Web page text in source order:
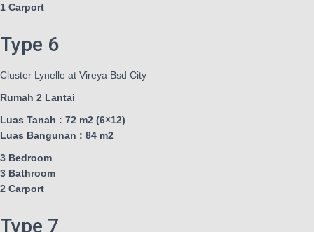
1 Carport
Type 6
Cluster Lynelle at Vireya Bsd City
Rumah 2 Lantai
Luas Tanah : 72 m2 (6×12)
Luas Bangunan : 84 m2
3 Bedroom
3 Bathroom
2 Carport
Type 7